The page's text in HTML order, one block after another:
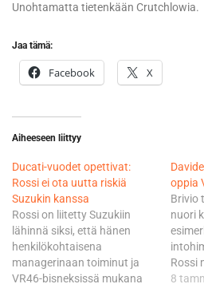
Unohtamatta tietenkään Crutchlowia.
Jaa tämä:
Facebook X
Aiheeseen liittyy
Ducati-vuodet opettivat:
Rossi ei ota uutta riskiä
Suzukin kanssa
Rossi on liitetty Suzukiin
lähinnä siksi, että hänen
henkilökohtaisena
managerinaan toiminut ja
VR46-bisneksissä mukana
oppia
Brivio
nuori
Rossi
8